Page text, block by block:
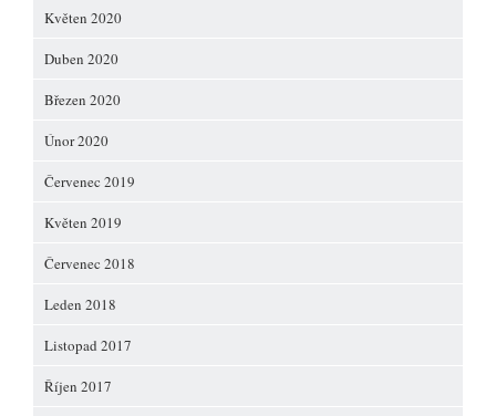
Květen 2020
Duben 2020
Březen 2020
Únor 2020
Červenec 2019
Květen 2019
Červenec 2018
Leden 2018
Listopad 2017
Říjen 2017